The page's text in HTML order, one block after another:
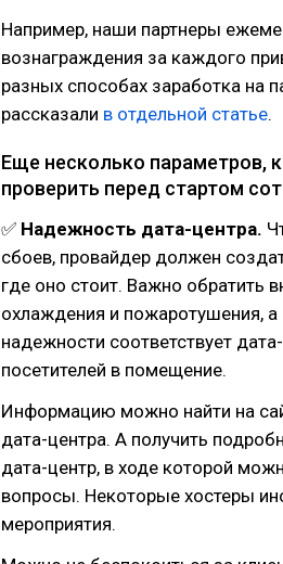
Например, наши партнеры
вознаграждения за каждого
разных способах заработка на
рассказали в отдельной статье.
Еще несколько параметров,
проверить перед стартом
✅ Надежность дата-центра.
сбоев, провайдер должен
где оно стоит. Важно обратить
охлаждения и пожаротушения,
надежности соответствует
посетителей в помещение.
Информацию можно найти на
дата-центра. А получить
дата-центр, в ходе которой
вопросы. Некоторые хостеры
мероприятия.